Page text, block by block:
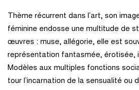
Thème récurrent dans l’art, son
féminine endosse une multitude de
œuvres : muse, allégorie, elle est
représentation fantasmée, érotisée,
Modèles aux multiples fonctions
tour l’incarnation de la sensualité ou